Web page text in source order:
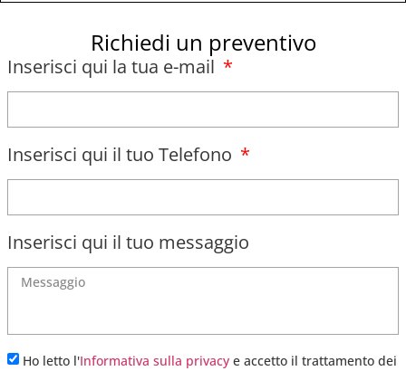
Richiedi un preventivo
Inserisci qui la tua e-mail
Inserisci qui il tuo Telefono
Inserisci qui il tuo messaggio
Ho letto l'Informativa sulla privacy e accetto il trattamento dei